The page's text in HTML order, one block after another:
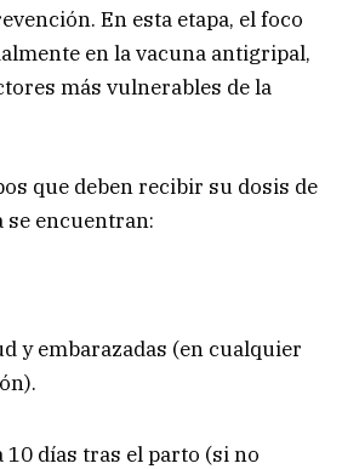
En esta etapa, el foco
en la vacuna antigripal,
más vulnerables de la
que deben recibir su dosis de
encuentran:
y embarazadas (en cualquier
10 días tras el parto (si no